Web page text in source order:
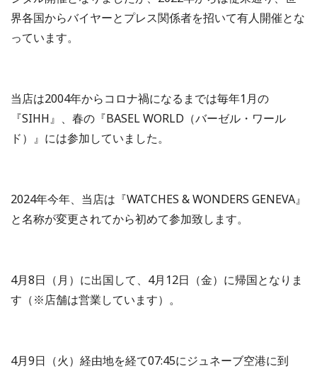
界各国からバイヤーとプレス関係者を招いて有人開催とな
っています。
当店は2004年からコロナ禍になるまでは毎年1月の
『SIHH』、春の『BASEL WORLD（バーゼル・ワール
ド）』には参加していました。
2024年今年、当店は『WATCHES & WONDERS GENEVA』
と名称が変更されてから初めて参加致します。
4月8日（月）に出国して、4月12日（金）に帰国となりま
す（※店舗は営業しています）。
4月9日（火）経由地を経て07:45にジュネーブ空港に到